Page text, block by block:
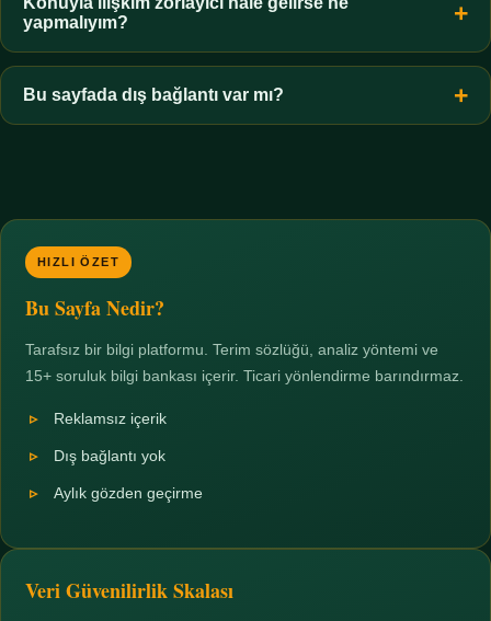
zorunluluktur.
yapmalıyım?
Zaman sınırı koyun, harcadığınız süreyi ölçün ve gerekirse
profesyonel destek alın. Türkiye'de ücretsiz danışma hatları
mevcuttur; yardım istemek güçlü bir adımdır.
Bu sayfada dış bağlantı var mı?
HIZLI ÖZET
Bu Sayfa Nedir?
Tarafsız bir bilgi platformu. Terim sözlüğü, analiz yöntemi ve
15+ soruluk bilgi bankası içerir. Ticari yönlendirme barındırmaz.
Reklamsız içerik
Dış bağlantı yok
Aylık gözden geçirme
Veri Güvenilirlik Skalası